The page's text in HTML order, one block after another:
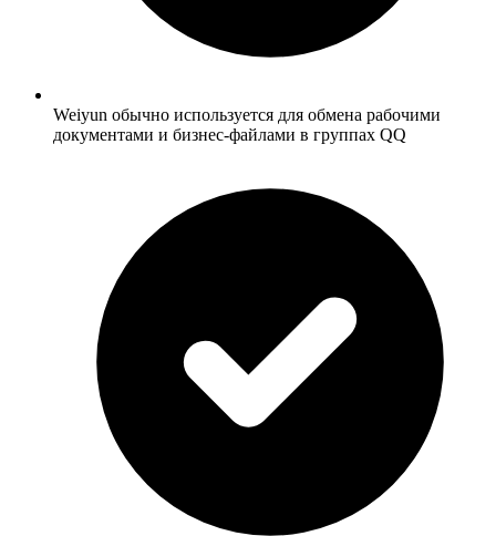
Weiyun обычно используется для обмена рабочими
документами и бизнес-файлами в группах QQ